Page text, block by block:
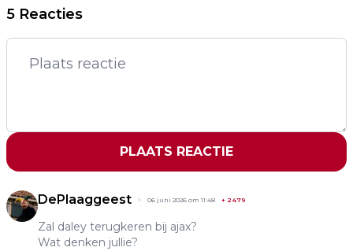
5 Reacties
PLAATS REACTIE
DePlaaggeest 06 juni 2026 om 11:48 + 2479
Zal daley terugkeren bij ajax?
Wat denken jullie?